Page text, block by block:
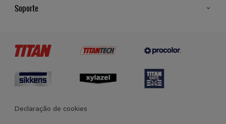
Soporte
Termos e Condições Gerais de Venda
Declaração de cookies